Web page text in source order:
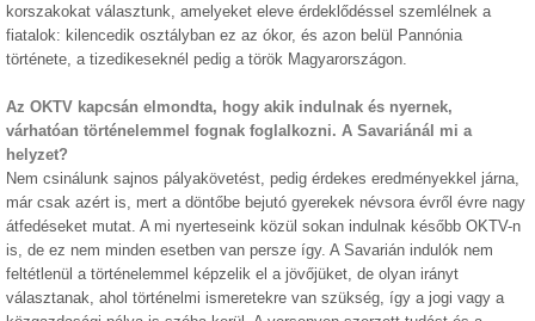
korszakokat választunk, amelyeket eleve érdeklődéssel szemlélnek a
fiatalok: kilencedik osztályban ez az ókor, és azon belül Pannónia
története, a tizedikeseknél pedig a török Magyarországon.
Az OKTV kapcsán elmondta, hogy akik indulnak és nyernek,
várhatóan történelemmel fognak foglalkozni. A Savariánál mi a
helyzet?
Nem csinálunk sajnos pályakövetést, pedig érdekes eredményekkel járna,
már csak azért is, mert a döntőbe bejutó gyerekek névsora évről évre nagy
átfedéseket mutat. A mi nyerteseink közül sokan indulnak később OKTV-n
is, de ez nem minden esetben van persze így. A Savarián indulók nem
feltétlenül a történelemmel képzelik el a jövőjüket, de olyan irányt
választanak, ahol történelmi ismeretekre van szükség, így a jogi vagy a